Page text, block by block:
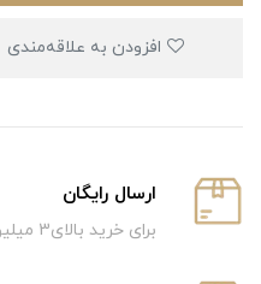
ارسال رایگان
برای خرید بالای3 میلیون تومان